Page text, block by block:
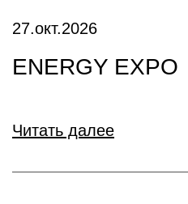
27.окт.2026
ENERGY EXPO
Читать далее